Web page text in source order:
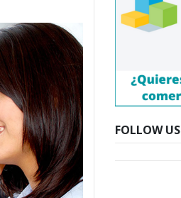
FOLLOW US